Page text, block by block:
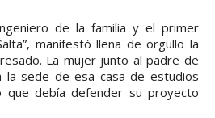
de la familia y el primer
manifestó llena de orgullo la
La mujer junto al padre de
la sede de esa casa de estudios
que debía defender su proyecto